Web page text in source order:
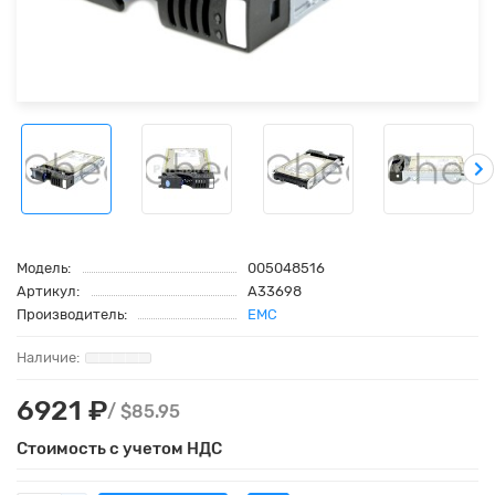
Модель:
005048516
Артикул:
A33698
Производитель:
EMC
6921 ₽/ $85.95
Стоимость с учетом НДС